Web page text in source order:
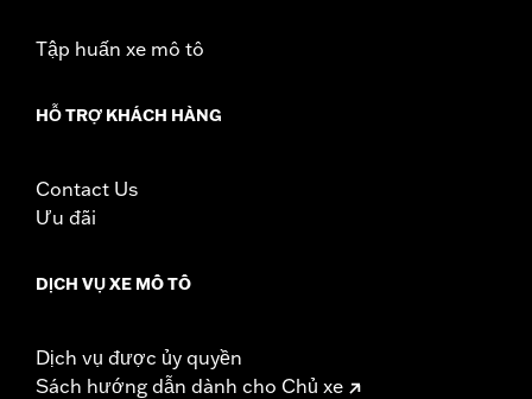
Tập huấn xe mô tô
HỖ TRỢ KHÁCH HÀNG
Contact Us
Ưu đãi
DỊCH VỤ XE MÔ TÔ
Dịch vụ được ủy quyền
Sách hướng dẫn dành cho Chủ xe